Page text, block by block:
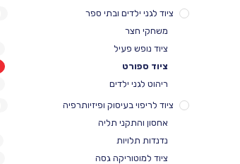
ציוד לגני ילדים ובתי ספר
משחקי חצר
ציוד נופש פעיל
ציוד ספורט
ריהוט לגני ילדים
ציוד לריפוי בעיסוק ופיזיותרפיה
אחסון והתקני תליה
נדנדות תלויות
ציוד למוטוריקה גסה